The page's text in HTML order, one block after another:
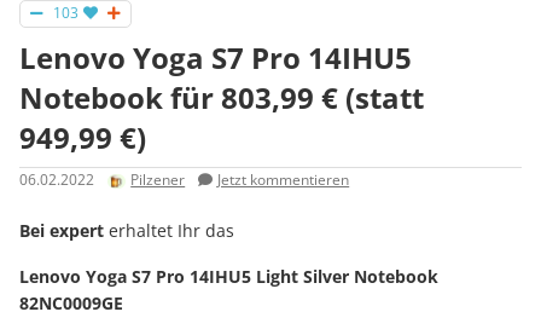
103
Lenovo Yoga S7 Pro 14IHU5
Notebook für 803,99 € (statt
949,99 €)
06.02.2022 Pilzener Jetzt kommentieren
Bei expert erhaltet Ihr das
Lenovo Yoga S7 Pro 14IHU5 Light Silver Notebook
82NC0009GE